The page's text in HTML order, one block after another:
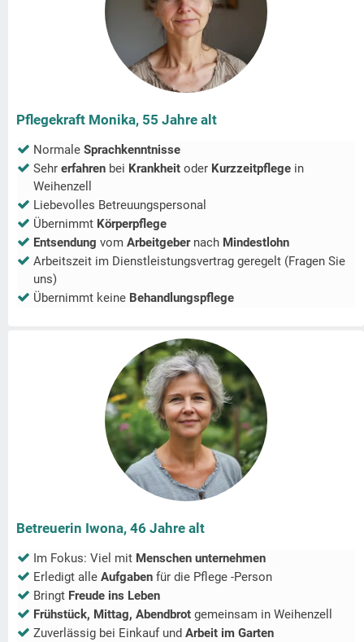
Pflegekraft Monika, 55 Jahre alt
Normale Sprachkenntnisse
Sehr erfahren bei Krankheit oder Kurzzeitpflege in
Weihenzell
Liebevolles Betreuungspersonal
Übernimmt Körperpflege
Entsendung vom Arbeitgeber nach Mindestlohn
Arbeitszeit im Dienstleistungsvertrag geregelt (Fragen Sie
uns)
Übernimmt keine Behandlungspflege
Betreuerin Iwona, 46 Jahre alt
Im Fokus: Viel mit Menschen unternehmen
Erledigt alle Aufgaben für die Pflege -Person
Bringt Freude ins Leben
Frühstück, Mittag, Abendbrot gemeinsam in Weihenzell
Zuverlässig bei Einkauf und Arbeit im Garten